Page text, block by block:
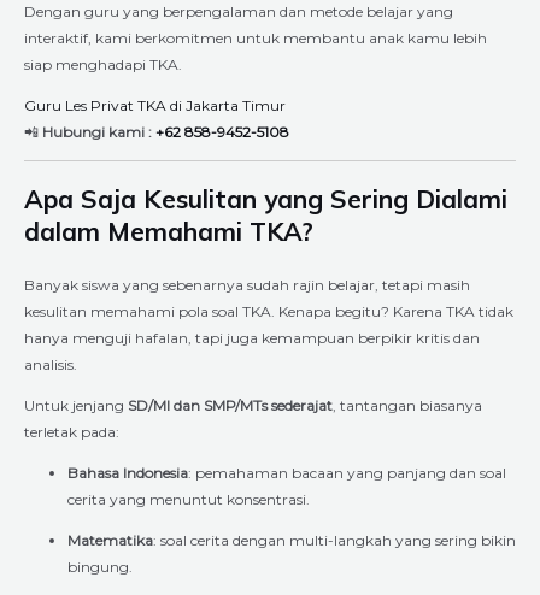
Dengan guru yang berpengalaman dan metode belajar yang
interaktif, kami berkomitmen untuk membantu anak kamu lebih
siap menghadapi TKA.
Guru Les Privat TKA di Jakarta Timur
📲 Hubungi kami : +62 858-9452-5108
Apa Saja Kesulitan yang Sering Dialami
dalam Memahami TKA?
Banyak siswa yang sebenarnya sudah rajin belajar, tetapi masih
kesulitan memahami pola soal TKA. Kenapa begitu? Karena TKA tidak
hanya menguji hafalan, tapi juga kemampuan berpikir kritis dan
analisis.
Untuk jenjang SD/MI dan SMP/MTs sederajat , tantangan biasanya
terletak pada:
Bahasa Indonesia: pemahaman bacaan yang panjang dan soal
cerita yang menuntut konsentrasi.
Matematika: soal cerita dengan multi-langkah yang sering bikin
bingung.